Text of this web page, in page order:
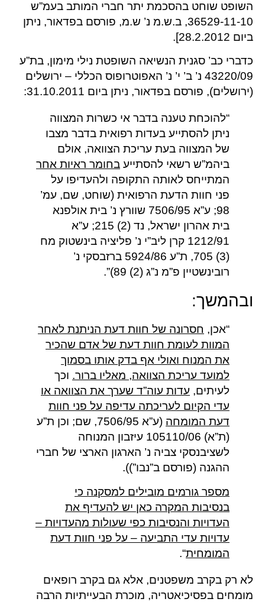
השופט שוחט בהסכמת יתר חברי המותב בעמ”ש
36529-11-10, ב.ש.מ נ’ ש.מ, פורסם בפדאור, ניתן
ביום 28.2.2012].
כדברי כב’ סגנית הנשיאה השופטת נילי מימון, בת”ע
43220/09 נ’ ב’ י’ נ’ האפוטרופוס הכללי – ירושלים
(ירושלים), פורסם בפדאור, ניתן ביום 31.10.2011:
“להוכחת טענה בדבר אי כשרות המצווה
ניתן להסתייע בעדות רפואית בדבר מצבו
של המצווה בעת עריכת הצוואה, אולם
ביהמ”ש רשאי להסתייע בחומר ראיות אחר
המתייחס לאותה התקופה ולהעדיפו על
פני חוות הדעת הרפואית (שוחט, שם, עמ’
98; ע”א 7506/95 שוורץ נ’ בית אולפנא
בית אהרון ישראל, נד (2) 215; ע”א
1212/91 קרן ליב”י נ’ פליציה בינשטוק מח
(3) 705, ת”ע 5924/86 ברזבסקי נ’
רובינשטיין פ”מ נ”ג (2) 89)”.
ובהמשך:
“אכן, חסרונה של חוות דעת הניתנת לאחר
המוות לעומת חוות דעת של אדם שהכיר
את המנוח ואולי אף בדק אותו בסמוך
למועד עריכת הצוואה, מאליו ברור. וכך
לעיתים, עדות עוה”ד שערך את הצוואה או
עדי הקיום לעריכתה עדיפה על פני חוות
דעת המומחה
(ע”א 7506/95, שם; וכן ת”ע
(ת”א) 105110/06 עיזבון המנוחה
לשציבנסקי צביה נ’ הארגון הארצי של חברי
ההגנה (פורסם ב”נבו”)).
מספר גורמים מובילים למסקנה כי
בנסיבות המקרה כאן יש להעדיף את
העדויות והנסיבות כפי שעולות מהעדויות –
עדויות עדי התביעה – על פני חוות דעת
המומחית“.
לא רק בקרב משפטנים, אלא גם בקרב רופאים
מומחים בפסיכיאטריה, מוכרת הבעייתיות הרבה